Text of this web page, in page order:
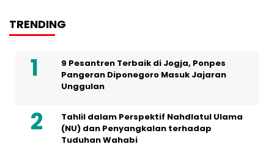
TRENDING
9 Pesantren Terbaik di Jogja, Ponpes
Pangeran Diponegoro Masuk Jajaran
Unggulan
Tahlil dalam Perspektif Nahdlatul Ulama
(NU) dan Penyangkalan terhadap
Tuduhan Wahabi